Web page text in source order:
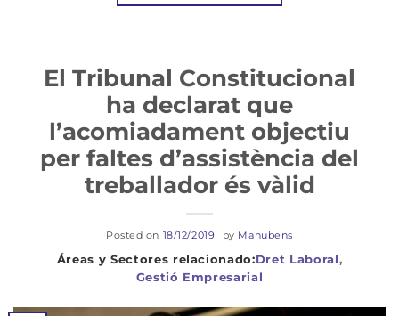
Dret Laboral,
Gestió Empresarial
El Tribunal Constitucional
ha declarat que
l’acomiadament objectiu
per faltes d’assistència del
treballador és vàlid
Posted on 18/12/2019 by Manubens